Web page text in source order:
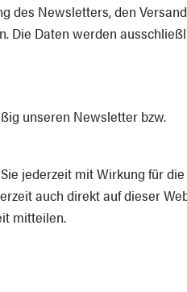
des Newsletters, den Versand
Die Daten werden
unseren Newsletter bzw.
jederzeit mit Wirkung für die
auch direkt auf dieser
mitteilen.